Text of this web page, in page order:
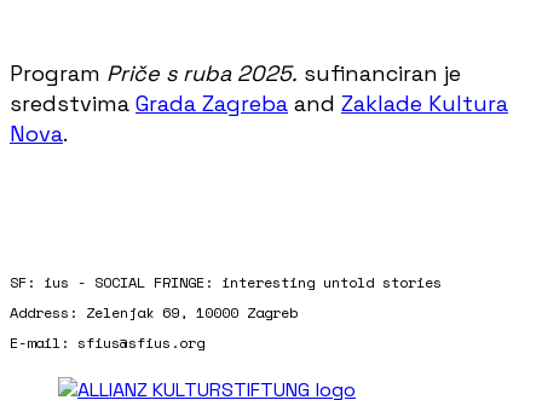
Program Priče s ruba 2025. sufinanciran je
sredstvima Grada Zagreba and Zaklade Kultura
Nova.
SF: ius - SOCIAL FRINGE: interesting untold stories
Address: Zelenjak 69, 10000 Zagreb
E-mail: sfius@sfius.org